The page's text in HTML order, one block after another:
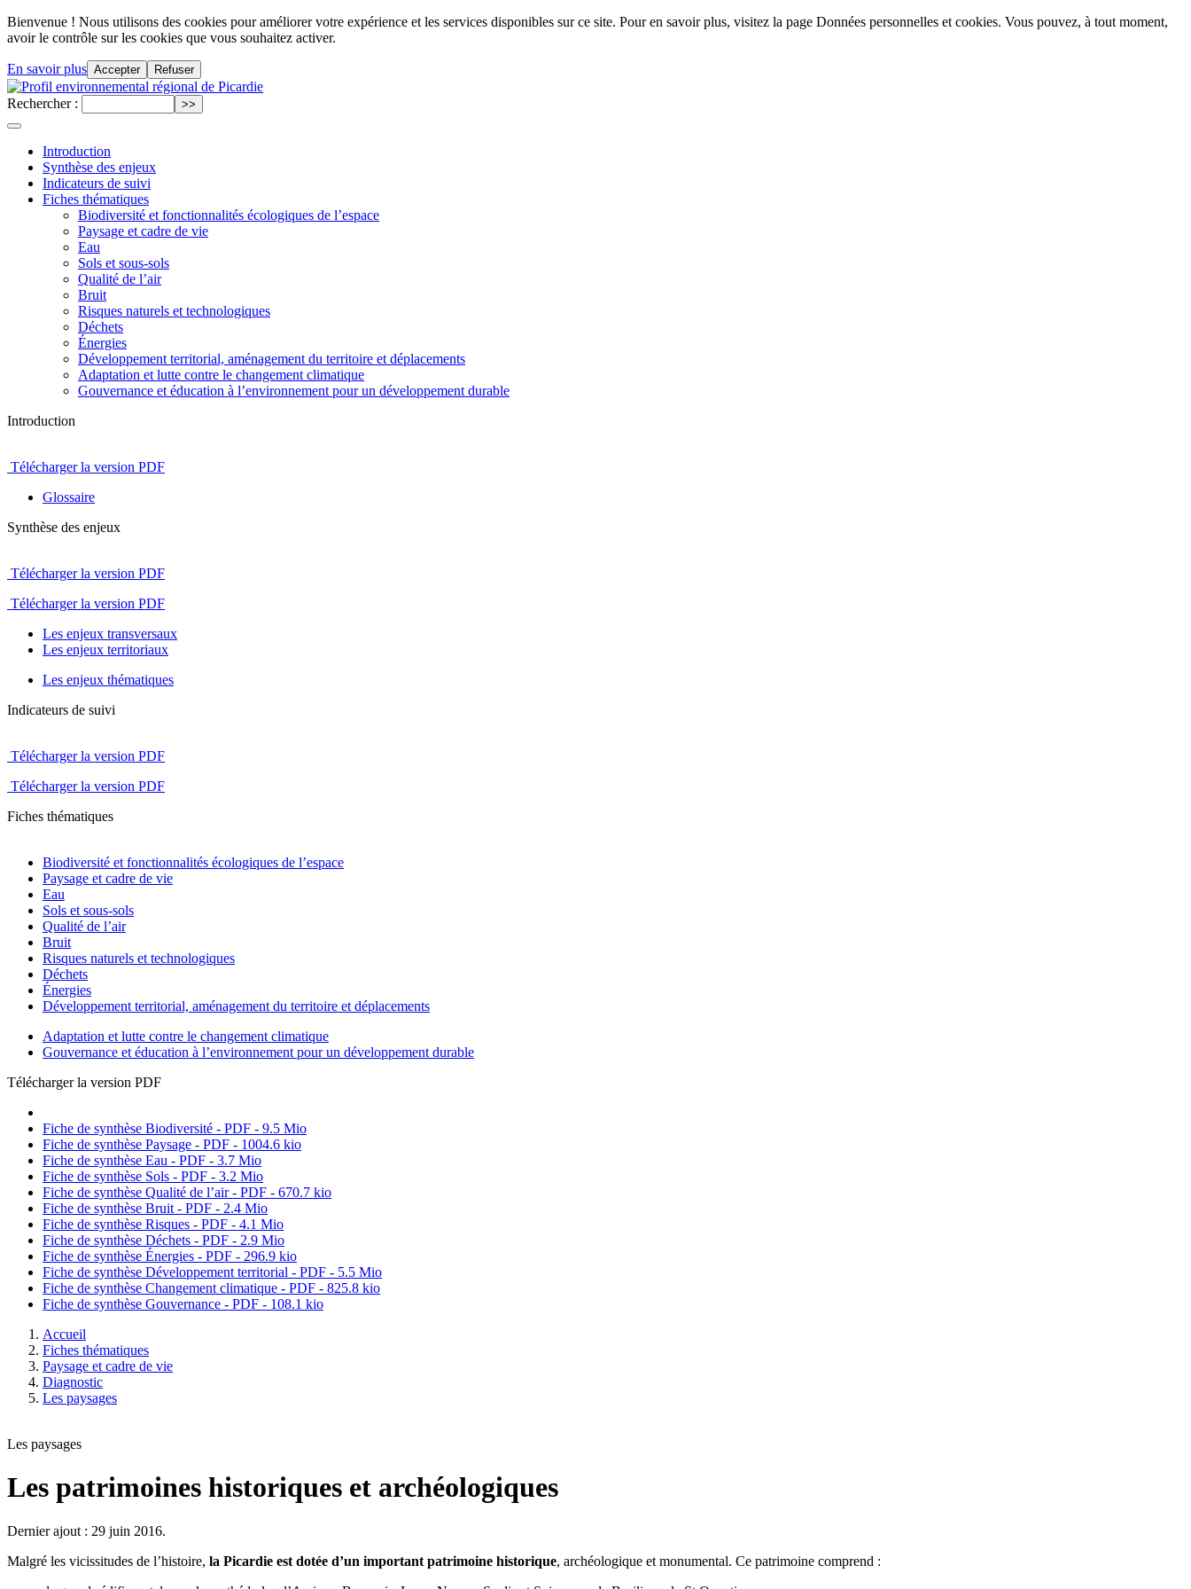
Bienvenue ! Nous utilisons des cookies pour améliorer votre expérience et les services disponibles sur ce site. Pour en savoir plus, visitez la page Données personnelles et cookies. Vous pouvez, à tout moment,
avoir le contrôle sur les cookies que vous souhaitez activer.
En savoir plus Accepter Refuser
Rechercher :
Introduction
Synthèse des enjeux
Indicateurs de suivi
Fiches thématiques
Biodiversité et fonctionnalités écologiques de l’espace
Paysage et cadre de vie
Eau
Sols et sous-sols
Qualité de l’air
Bruit
Risques naturels et technologiques
Déchets
Énergies
Développement territorial, aménagement du territoire et déplacements
Adaptation et lutte contre le changement climatique
Gouvernance et éducation à l’environnement pour un développement durable
Introduction
Télécharger la version PDF
Glossaire
Synthèse des enjeux
Télécharger la version PDF
Télécharger la version PDF
Les enjeux transversaux
Les enjeux territoriaux
Les enjeux thématiques
Indicateurs de suivi
Télécharger la version PDF
Télécharger la version PDF
Fiches thématiques
Biodiversité et fonctionnalités écologiques de l’espace
Paysage et cadre de vie
Eau
Sols et sous-sols
Qualité de l’air
Bruit
Risques naturels et technologiques
Déchets
Énergies
Développement territorial, aménagement du territoire et déplacements
Adaptation et lutte contre le changement climatique
Gouvernance et éducation à l’environnement pour un développement durable
Télécharger la version PDF
Fiche de synthèse Biodiversité - PDF - 9.5 Mio
Fiche de synthèse Paysage - PDF - 1004.6 kio
Fiche de synthèse Eau - PDF - 3.7 Mio
Fiche de synthèse Sols - PDF - 3.2 Mio
Fiche de synthèse Qualité de l’air - PDF - 670.7 kio
Fiche de synthèse Bruit - PDF - 2.4 Mio
Fiche de synthèse Risques - PDF - 4.1 Mio
Fiche de synthèse Déchets - PDF - 2.9 Mio
Fiche de synthèse Énergies - PDF - 296.9 kio
Fiche de synthèse Développement territorial - PDF - 5.5 Mio
Fiche de synthèse Changement climatique - PDF - 825.8 kio
Fiche de synthèse Gouvernance - PDF - 108.1 kio
Accueil
Fiches thématiques
Paysage et cadre de vie
Diagnostic
Les paysages
Les paysages
Les patrimoines historiques et archéologiques
Dernier ajout : 29 juin 2016.
Malgré les vicissitudes de l’histoire, la Picardie est dotée d’un important patrimoine historique, archéologique et monumental. Ce patrimoine comprend :